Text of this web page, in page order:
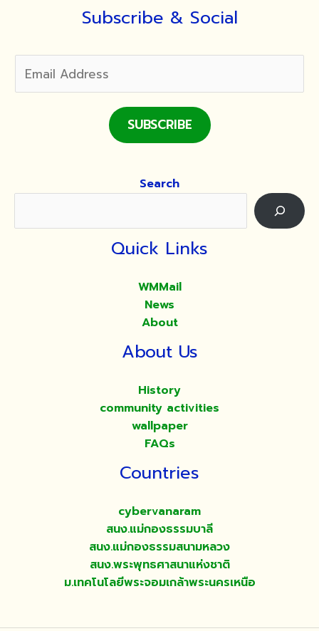
ศพ
Subscribe & Social
SUBSCRIBE
Search
Quick Links
WMMail
News
About
About Us
History
community activities
wallpaper
FAQs
Countries
cybervanaram
สนง.แม่กองธรรมบาลี
สนง.แม่กองธรรมสนามหลวง
สนง.พระพุทธศาสนาแห่งชาติ
ม.เทคโนโลยีพระจอมเกล้าพระนครเหนือ